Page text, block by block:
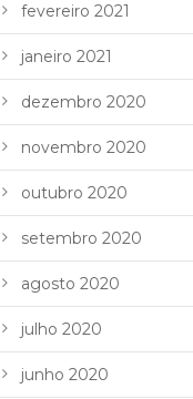
fevereiro 2021
janeiro 2021
dezembro 2020
novembro 2020
outubro 2020
setembro 2020
agosto 2020
julho 2020
junho 2020